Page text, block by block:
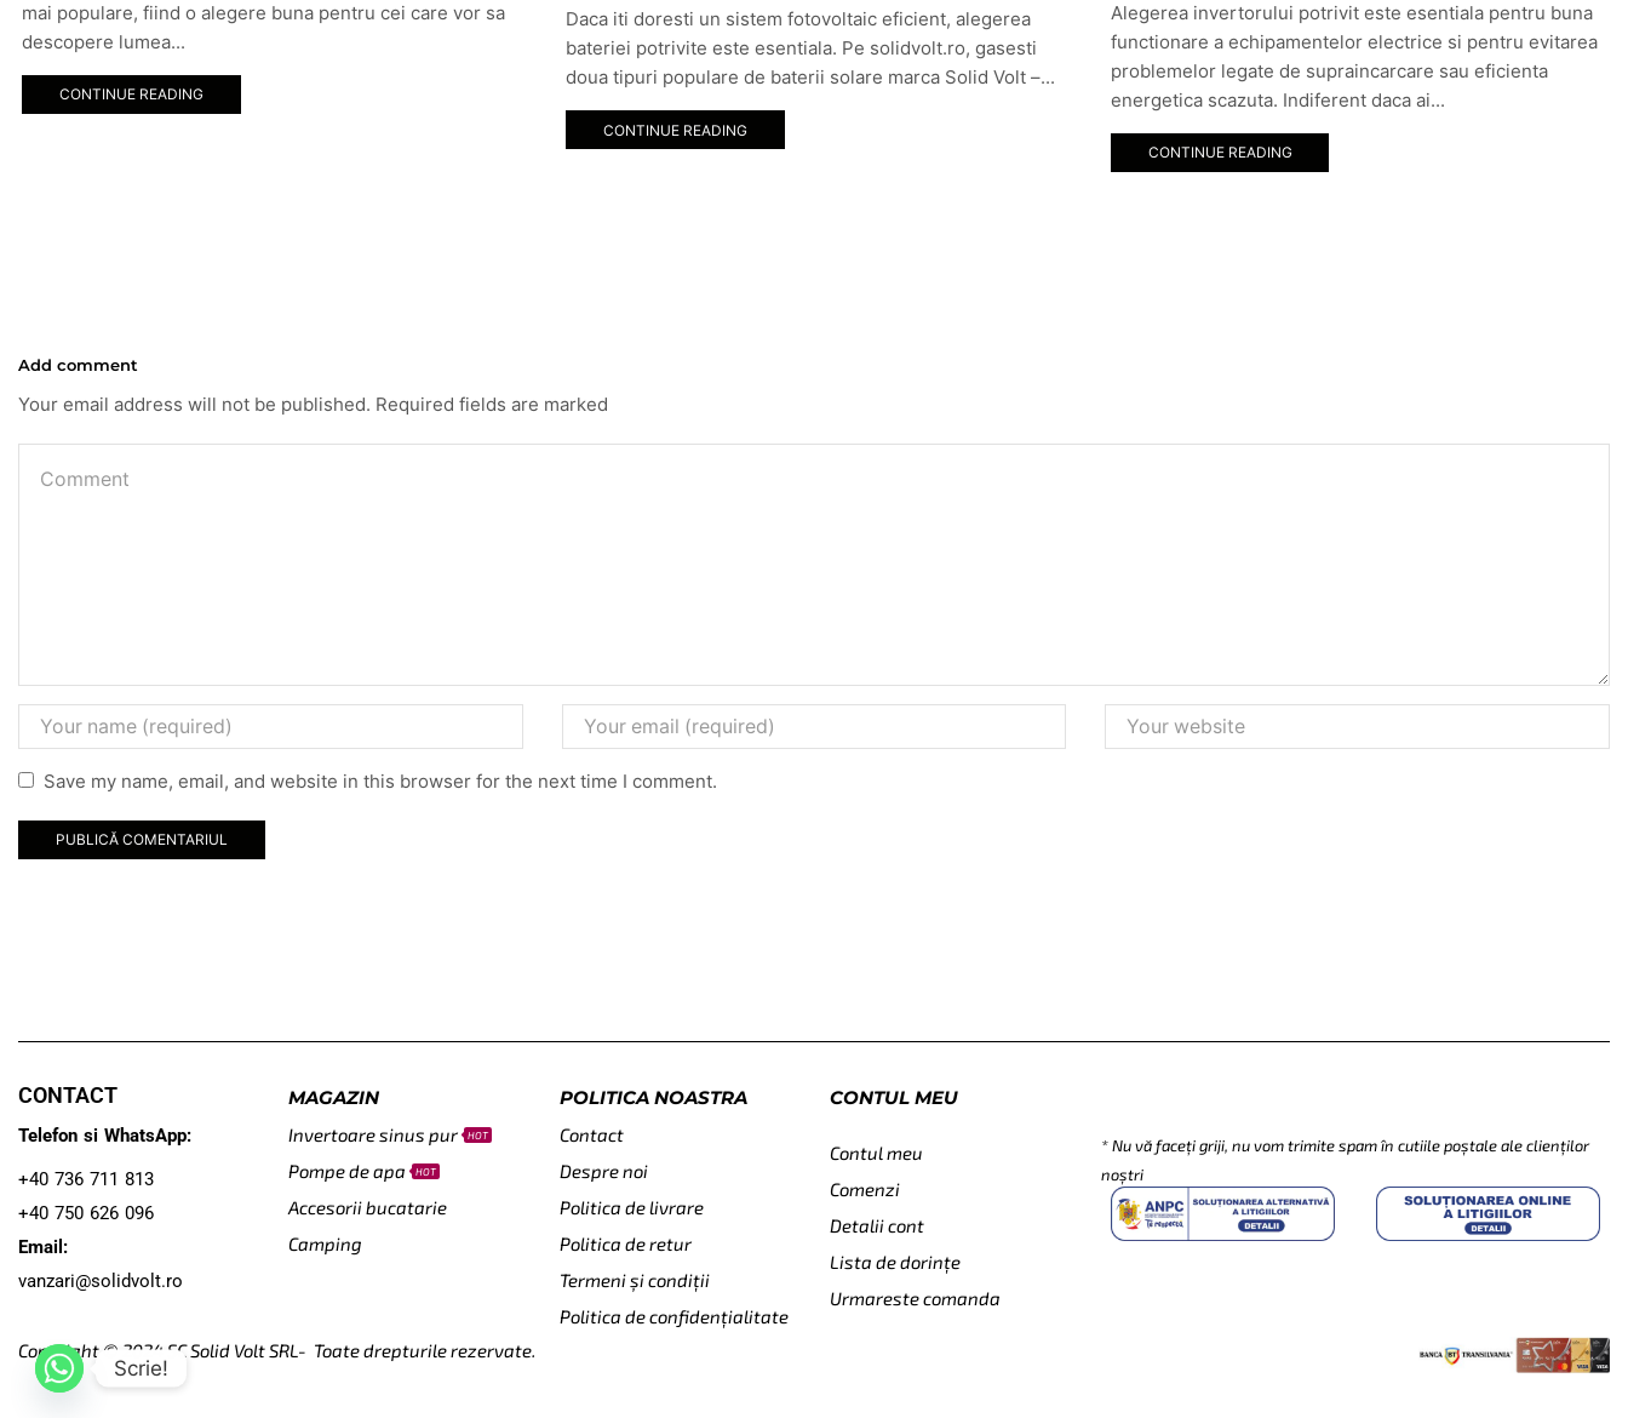
mai populare, fiind o alegere buna pentru cei care vor sa
descopere lumea...
CONTINUE READING
Daca iti doresti un sistem fotovoltaic eficient, alegerea
bateriei potrivite este esentiala. Pe solidvolt.ro, gasesti
doua tipuri populare de baterii solare marca Solid Volt –...
CONTINUE READING
Alegerea invertorului potrivit este esentiala pentru buna
functionare a echipamentelor electrice si pentru evitarea
problemelor legate de supraincarcare sau eficienta
energetica scazuta. Indiferent daca ai...
CONTINUE READING
Add comment
Your email address will not be published. Required fields are marked
Save my name, email, and website in this browser for the next time I comment.
CONTACT
Telefon si WhatsApp:
+40 736 711 813
+40 750 626 096
Email:
vanzari@solidvolt.ro
MAGAZIN
Invertoare sinus pur HOT
Pompe de apa HOT
Accesorii bucatarie
Camping
POLITICA NOASTRA
Contact
Despre noi
Politica de livrare
Politica de retur
Termeni și condiții
Politica de confidențialitate
CONTUL MEU
Contul meu
Comenzi
Detalii cont
Lista de dorințe
Urmareste comanda
* Nu vă faceți griji, nu vom trimite spam în cutiile poștale ale clienților
noștri
Copyright © 2024 SC Solid Volt SRL- Toate drepturile rezervate.
Scrie!